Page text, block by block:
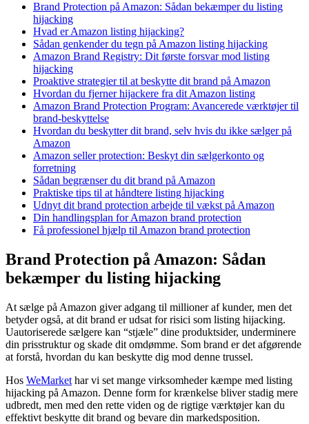
Brand Protection på Amazon: Sådan bekæmper du listing
hijacking
Hvad er Amazon listing hijacking?
Sådan genkender du tegn på Amazon listing hijacking
Amazon Brand Registry: Dit første forsvar mod listing
hijacking
Proaktive strategier til at beskytte dit brand på Amazon
Hvordan du fjerner hijackere fra dit Amazon listing
Amazon Brand Protection Program: Avancerede værktøjer til
brand-beskyttelse
Hvordan du beskytter dit brand, selv hvis du ikke sælger på
Amazon
Amazon seller protection: Beskyt din sælgerkonto og
forretning
Sådan begrænser du dit brand på Amazon
Praktiske tips til at håndtere listing hijacking
Udnyt dit brand protection arbejde til vækst på Amazon
Din handlingsplan for Amazon brand protection
Få professionel hjælp til Amazon brand protection
Brand Protection på Amazon: Sådan
bekæmper du listing hijacking
At sælge på Amazon giver adgang til millioner af kunder, men det
betyder også, at dit brand er udsat for risici som listing hijacking.
Uautoriserede sælgere kan “stjæle” dine produktsider, underminere
din prisstruktur og skade dit omdømme. Som brand er det afgørende
at forstå, hvordan du kan beskytte dig mod denne trussel.
Hos WeMarket har vi set mange virksomheder kæmpe med listing
hijacking på Amazon. Denne form for krænkelse bliver stadig mere
udbredt, men med den rette viden og de rigtige værktøjer kan du
effektivt beskytte dit brand og bevare din markedsposition.